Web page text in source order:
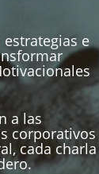
e
a las
corporativos
cada charla